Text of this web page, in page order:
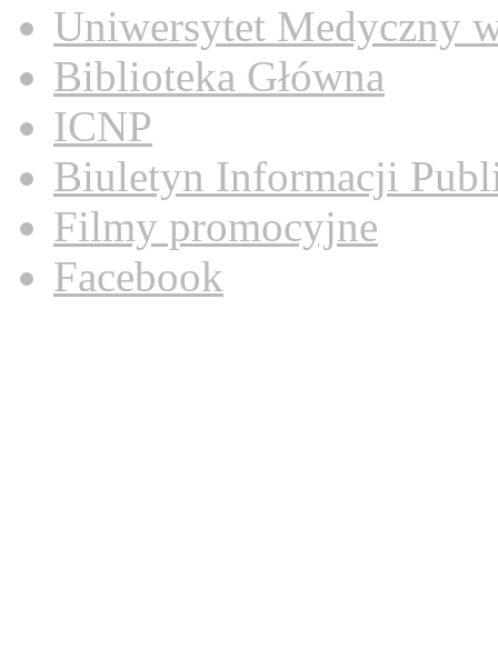
Uniwersytet Medyczny
Biblioteka Główna
ICNP
Biuletyn Informacji
Filmy promocyjne
Facebook